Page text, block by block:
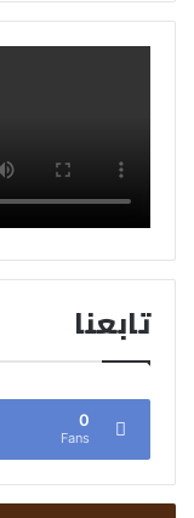
تابعنا
0
Fans